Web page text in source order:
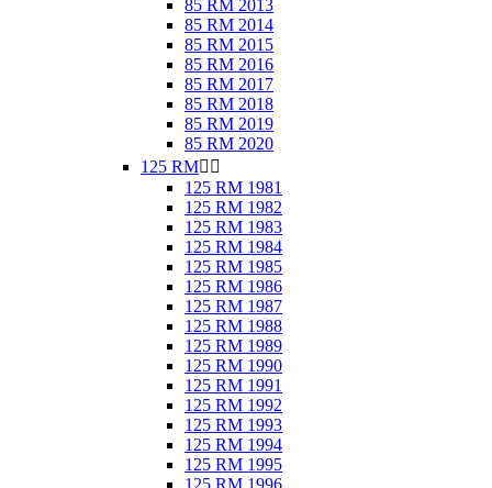
85 RM 2013
85 RM 2014
85 RM 2015
85 RM 2016
85 RM 2017
85 RM 2018
85 RM 2019
85 RM 2020
125 RM 
125 RM 1981
125 RM 1982
125 RM 1983
125 RM 1984
125 RM 1985
125 RM 1986
125 RM 1987
125 RM 1988
125 RM 1989
125 RM 1990
125 RM 1991
125 RM 1992
125 RM 1993
125 RM 1994
125 RM 1995
125 RM 1996